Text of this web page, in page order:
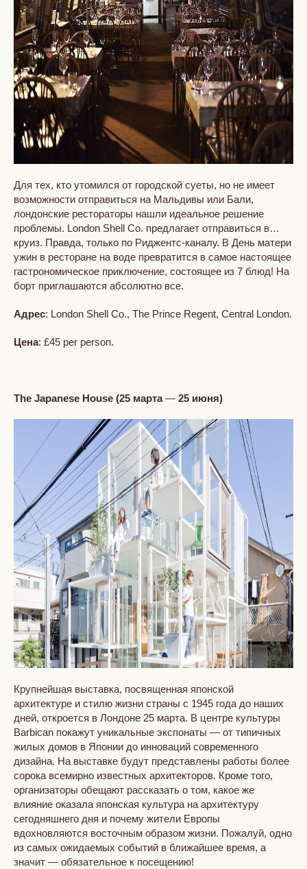
Для тех, кто утомился от городской суеты, но не имеет
возможности отправиться на Мальдивы или Бали,
лондонские рестораторы нашли идеальное решение
проблемы. London Shell Co. предлагает отправиться в…
круиз. Правда, только по Риджентс-каналу. В День матери
ужин в ресторане на воде превратится в самое настоящее
гастрономическое приключение, состоящее из 7 блюд! На
борт приглашаются абсолютно все.
Адрес: London Shell Co., The Prince Regent, Central London.
Цена: £45 per person.
The Japanese House (25 марта— 25 июня)
Крупнейшая выставка, посвященная японской
архитектуре и стилю жизни страны с 1945 года до наших
дней, откроется в Лондоне 25 марта. В центре культуры
Barbican покажут уникальные экспонаты — от типичных
жилых домов в Японии до инноваций современного
дизайна. На выставке будут представлены работы более
сорока всемирно известных архитекторов. Кроме того,
организаторы обещают рассказать о том, какое же
влияние оказала японская культура на архитектуру
сегодняшнего дня и почему жители Европы
вдохновляются восточным образом жизни. Пожалуй, одно
из самых ожидаемых событий в ближайшее время, а
значит — обязательное к посещению!